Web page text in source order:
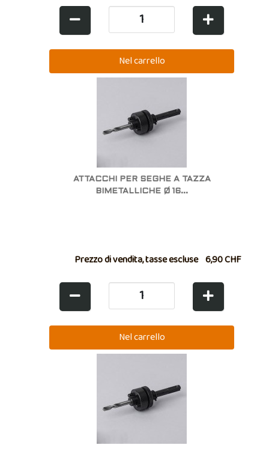
ATTACCHI PER SEGHE A TAZZA
BIMETALLICHE Ø 16...
Prezzo di vendita, tasse escluse 6,90 CHF